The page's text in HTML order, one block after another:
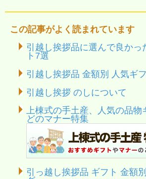
この記事がよく読まれています
引越し挨拶品に選んで良かっ
ト7選
引越し挨拶品 金額別 人気ギ
引越し挨拶 のしについて
上棟式の手土産、人気の品物
どのマナー特集
引っ越し挨拶品 ギフト 金額